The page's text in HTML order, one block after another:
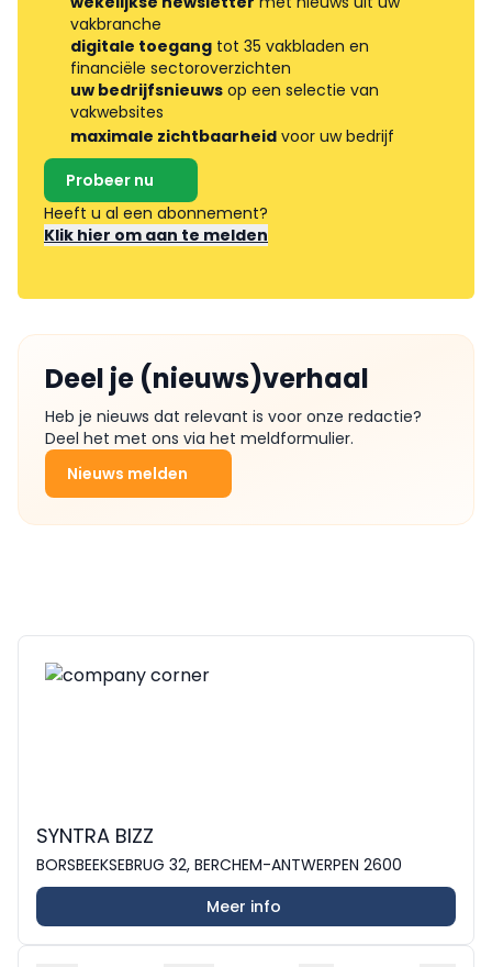
vakbranche
digitale toegang tot 35 vakbladen en
financiële sectoroverzichten
uw bedrijfsnieuws op een selectie van
vakwebsites
maximale zichtbaarheid voor uw bedrijf
Probeer nu
Heeft u al een abonnement?
Klik hier om aan te melden
Deel je (nieuws)verhaal
Heb je nieuws dat relevant is voor onze redactie?
Deel het met ons via het meldformulier.
Nieuws melden
SYNTRA BIZZ
BORSBEEKSEBRUG 32, BERCHEM-ANTWERPEN 2600
Meer info